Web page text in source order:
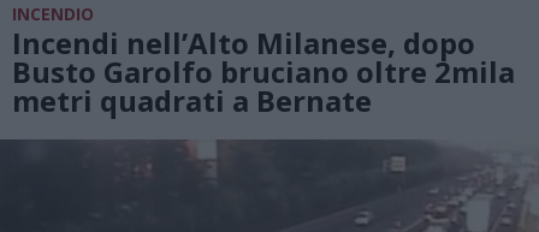
INCENDIO
Incendi nell’Alto Milanese, dopo
Busto Garolfo bruciano oltre 2mila
metri quadrati a Bernate